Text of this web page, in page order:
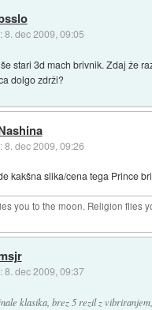
8. dec 2009, 09:05
stari 3d mach brivnik. Zdaj že
dolgo zdrži?
8. dec 2009, 09:26
kakšna slika/cena tega Prince
you to the moon. Religion flies
8. dec 2009, 09:37
klasika, brez 5 rezil z